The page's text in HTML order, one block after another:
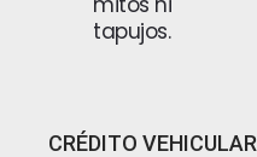
tapujos.
CRÉDITO VEHICULAR